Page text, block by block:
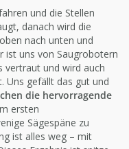
und die Stellen
danach wird die
nach unten und
ist uns von Saugrobotern
vertraut und wird auch
Uns gefällt das gut und
die hervorragende
ersten
Sägespäne zu
ist alles weg – mit